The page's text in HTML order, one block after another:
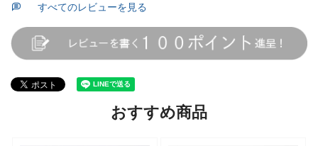
すべてのレビューを見る
おすすめ商品